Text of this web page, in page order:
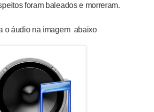
foram baleados e morreram.
o áudio na imagem abaixo